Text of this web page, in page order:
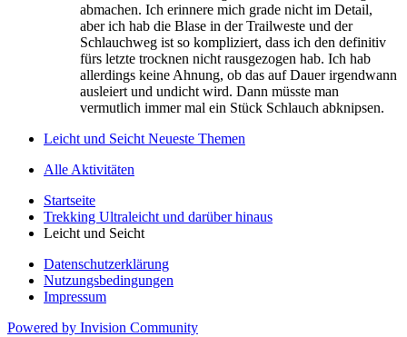
abmachen. Ich erinnere mich grade nicht im Detail,
aber ich hab die Blase in der Trailweste und der
Schlauchweg ist so kompliziert, dass ich den definitiv
fürs letzte trocknen nicht rausgezogen hab. Ich hab
allerdings keine Ahnung, ob das auf Dauer irgendwann
ausleiert und undicht wird. Dann müsste man
vermutlich immer mal ein Stück Schlauch abknipsen.
Leicht und Seicht Neueste Themen
Alle Aktivitäten
Startseite
Trekking Ultraleicht und darüber hinaus
Leicht und Seicht
Datenschutzerklärung
Nutzungsbedingungen
Impressum
Powered by Invision Community